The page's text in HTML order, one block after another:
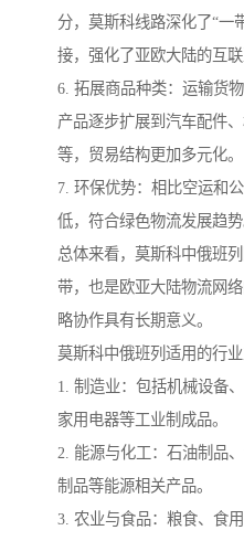
分，莫斯科线路深化了“一
接，强化了亚欧大陆的互联
6. 拓展商品种类：运输货
产品逐步扩展到汽车配件
等，贸易结构更加多元化。
7. 环保优势：相比空运和
低，符合绿色物流发展趋势
总体来看，莫斯科中俄班
带，也是欧亚大陆物流网
略协作具有长期意义。
莫斯科中俄班列适用的行业
1. 制造业：包括机械设备
家用电器等工业制成品。
2. 能源与化工：石油制品
制品等能源相关产品。
3. 农业与食品：粮食、食